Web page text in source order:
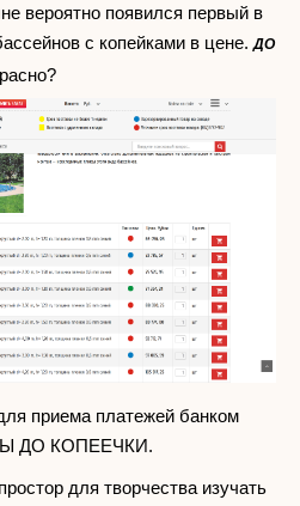
вероятно появился первый в
с копейками в цене. ДО
приема платежей банком
ДО КОПЕЕЧКИ.
для творчества изучать